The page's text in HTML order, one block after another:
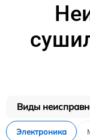
Виды
Электроника